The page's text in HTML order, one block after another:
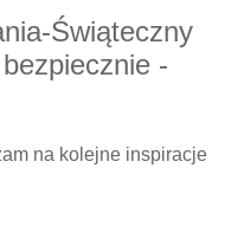
Świąteczny
-
na kolejne inspiracje